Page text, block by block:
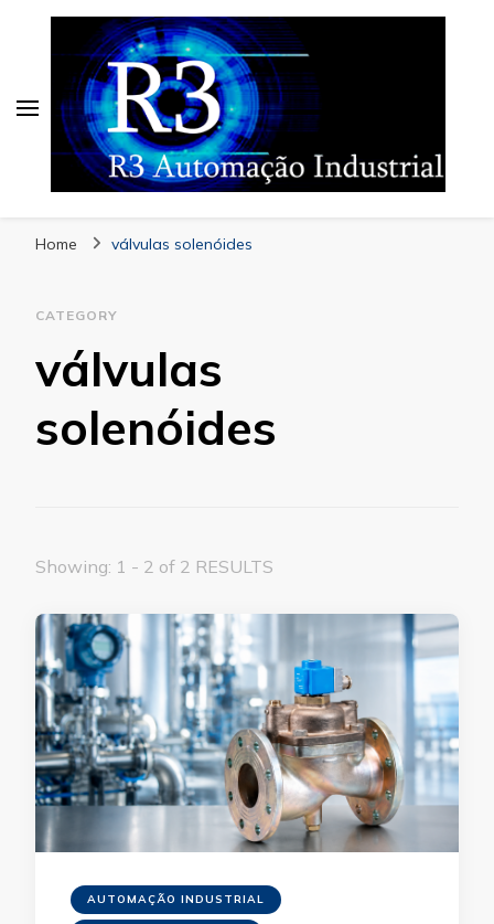
Industrial
Home válvulas solenóides
CATEGORY
válvulas
solenóides
Showing: 1 - 2 of 2 RESULTS
AUTOMAÇÃO INDUSTRIAL